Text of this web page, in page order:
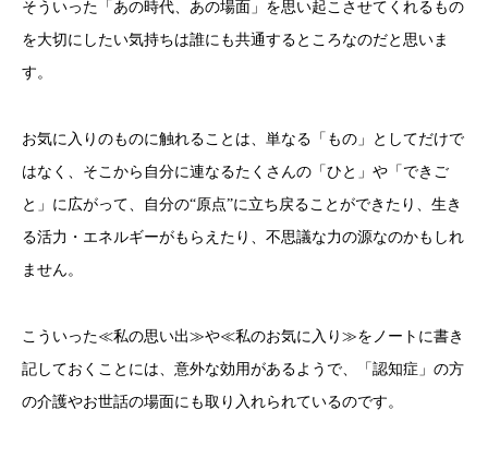
そういった「あの時代、あの場面」を思い起こさせてくれるもの
を大切にしたい気持ちは誰にも共通するところなのだと思いま
す。
お気に入りのものに触れることは、単なる「もの」としてだけで
はなく、そこから自分に連なるたくさんの「ひと」や「できご
と」に広がって、自分の“原点”に立ち戻ることができたり、生き
る活力・エネルギーがもらえたり、不思議な力の源なのかもしれ
ません。
こういった≪私の思い出≫や≪私のお気に入り≫をノートに書き
記しておくことには、意外な効用があるようで、「認知症」の方
の介護やお世話の場面にも取り入れられているのです。